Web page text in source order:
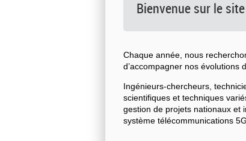
Bienvenue sur le
Chaque année, nous
d’accompagner nos évolutions
Ingénieurs-chercheurs,
scientifiques et techniques
gestion de projets nationaux et
système télécommunications